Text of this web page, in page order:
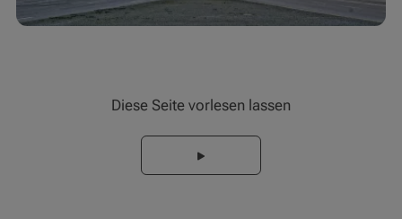
Diese Seite vorlesen lassen